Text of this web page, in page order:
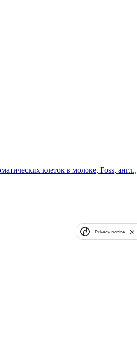
клеток в молоке, Foss, англ.,
Privacy notice